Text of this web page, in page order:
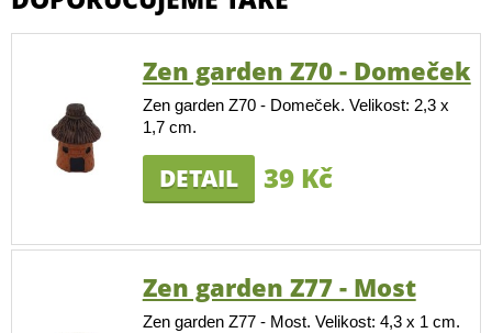
Zen garden Z70 - Domeček
Zen garden Z70 - Domeček. Velikost: 2,3 x
1,7 cm.
DETAIL 39 Kč
Zen garden Z77 - Most
Zen garden Z77 - Most. Velikost: 4,3 x 1 cm.